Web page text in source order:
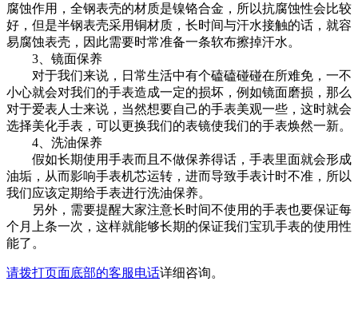
腐蚀作用，全钢表壳的材质是镍铬合金，所以抗腐蚀性会比较
好，但是半钢表壳采用铜材质，长时间与汗水接触的话，就容
易腐蚀表壳，因此需要时常准备一条软布擦掉汗水。
3、镜面保养
对于我们来说，日常生活中有个磕磕碰碰在所难免，一不
小心就会对我们的手表造成一定的损坏，例如镜面磨损，那么
对于爱表人士来说，当然想要自己的手表美观一些，这时就会
选择美化手表，可以更换我们的表镜使我们的手表焕然一新。
4、洗油保养
假如长期使用手表而且不做保养得话，手表里面就会形成
油垢，从而影响手表机芯运转，进而导致手表计时不准，所以
我们应该定期给手表进行洗油保养。
另外，需要提醒大家注意长时间不使用的手表也要保证每
个月上条一次，这样就能够长期的保证我们宝玑手表的使用性
能了。
请拨打页面底部的客服电话详细咨询。